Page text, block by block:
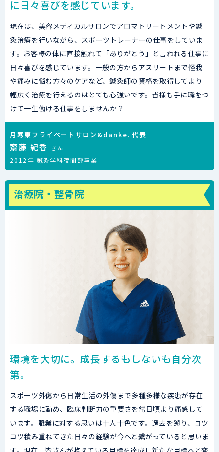
に日々喜びを感じています。
現在は、美容メディカルサロンでアロマトリートメントや鍼
灸治療を行いながら、スポーツトレーナーの仕事をしていま
す。お客様の体に直接触れて「ありがとう」と言われる仕事に
日々喜びを感じています。一般の方からアスリートまで怪我
や痛みに悩む方々のケアなど、鍼灸師の資格を取得してより
幅広く治療を行えるのはとても心強いです。皆様も手に職をつ
けて一生働ける仕事をしませんか？
月寒東プライベートサロン&danke. 代表
齋藤 紀香 さん
2012年 鍼灸学科夜間部卒業
治療院・整骨院
環境を大切に。成長するもしないも自分次
第。
スポーツ外傷から日常生活の外傷まで多種多様な疾患が存在
する職場に勤め、臨床判断力の重要さを常日頃より痛感して
います。職業に対する思いは十人十色です。過去を遡り、コツ
コツ積み重ねてきた日々の経験が今へと繋がっていると思いま
す。現在、皆さんが抱えている目標を達成し新たな目標へと変